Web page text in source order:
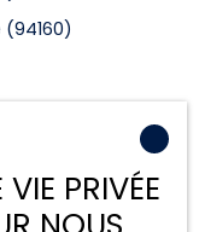
PRIVÉE